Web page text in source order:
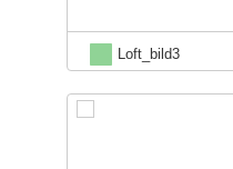
Loft_bild3